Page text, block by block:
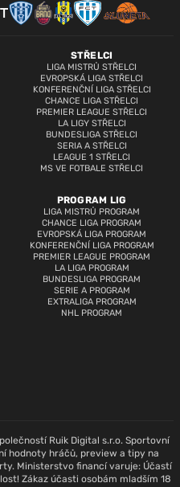
STŘELCI
LIGA MISTRŮ STŘELCI
EVROPSKÁ LIGA STŘELCI
KONFERENČNÍ LIGA STŘELCI
CHANCE LIGA STŘELCI
PREMIER LEAGUE STŘELCI
LA LIGY STŘELCI
BUNDESLIGA STŘELCI
SERIA A STŘELCI
LEAGUE 1 STŘELCI
MS VE FOTBALE STŘELCI
PROGRAM LIG
LIGA MISTRŮ PROGRAM
CHANCE LIGA PROGRAM
EVROPSKÁ LIGA PROGRAM
KONFERENČNÍ LIGA PROGRAM
PREMIER LEAGUE PROGRAM
LA LIGA PROGRAM
BUNDESLIGA PROGRAM
SERIE A PROGRAM
EXTRALIGA PROGRAM
NHL PROGRAM
Ruik Digital s.r.o. Sportovní
hodnoty hráčů, preview a tipy na
Ministerstvo financí varuje: Účastí
Zákaz účasti osobám mladším 18